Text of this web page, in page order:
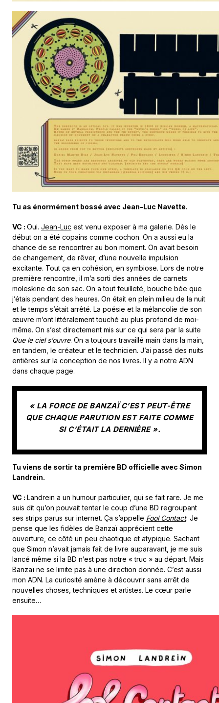
Tu as énormément bossé avec Jean-Luc Navette.
VC : Oui. Jean-Luc est venu exposer à ma galerie. Dès le
début on a été copains comme cochon. On a aussi eu la
chance de se rencontrer au bon moment. On avait besoin
de changement, de rêver, d’une nouvelle impulsion
excitante. Tout ça en cohésion, en symbiose. Lors de notre
première rencontre, il m’a sorti des années de carnets
moleskine de son sac. On a tout feuilleté, bouche bée que
j’étais pendant des heures. On était en plein milieu de la nuit
et le temps s’était arrêté. La poésie et la mélancolie de son
œuvre m’ont littéralement touché au plus profond de moi-
même. On s’est directement mis sur ce qui sera par la suite
Que le ciel s’ouvre. On a toujours travaillé main dans la main,
en tandem, le créateur et le technicien. J’ai passé des nuits
entières sur la conception de nos livres. Il y a notre ADN
dans chaque page.
« LA FORCE DE BANZAÏ C’EST PEUT-ÊTRE
QUE CHAQUE PARUTION EST FAITE COMME
SI C’ÉTAIT LA DERNIÈRE ».
Tu viens de sortir ta première BD officielle avec Simon
Landrein.
VC : Landrein a un humour particulier, qui se fait rare. Je me
suis dit qu’on pouvait tenter le coup d’une BD regroupant
ses strips parus sur internet. Ça s’appelle Fool Contact. Je
pense que les fidèles de Banzaï apprécient cette
ouverture, ce côté un peu chaotique et atypique. Sachant
que Simon n’avait jamais fait de livre auparavant, je me suis
lancé même si la BD n’est pas notre « truc » au départ. Mais
Banzaï ne se limite pas à une direction donnée. C’est aussi
mon ADN. La curiosité amène à découvrir sans arrêt de
nouvelles choses, techniques et artistes. Le cœur parle
ensuite…